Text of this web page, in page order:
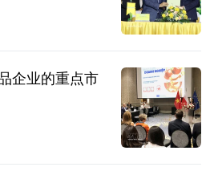
企业的重点市